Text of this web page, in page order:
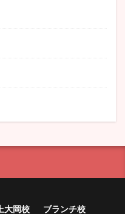
上大岡校 ブランチ校